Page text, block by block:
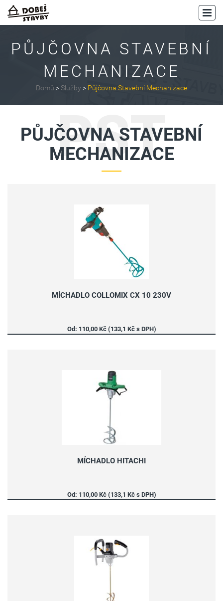
PŮJČOVNA STAVEBNÍ
MECHANIZACE
Domů > Služby > Půjčovna Stavební Mechanizace
PŮJČOVNA STAVEBNÍ
MECHANIZACE
PST
MÍCHADLO COLLOMIX CX 10 230V
Od: 110,00 Kč (133,1 Kč s DPH)
MÍCHADLO HITACHI
Od: 110,00 Kč (133,1 Kč s DPH)